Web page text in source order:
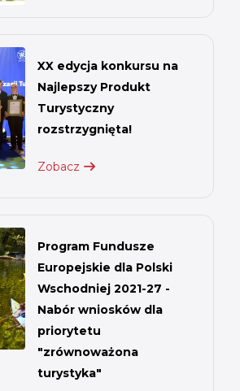
XX edycja konkursu na
Najlepszy Produkt
Turystyczny
rozstrzygnięta!
Zobacz
Program Fundusze
Europejskie dla Polski
Wschodniej 2021-27 -
Nabór wniosków dla
priorytetu
"zrównoważona
turystyka"